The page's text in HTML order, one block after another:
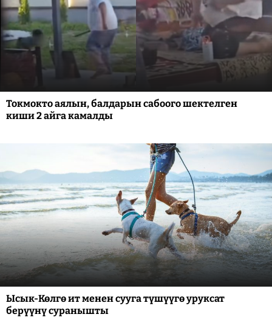
Токмокто аялын, балдарын сабоого шектелген
киши 2 айга камалды
Ысык-Көлгө ит менен сууга түшүүгө уруксат
берүүнү суранышты